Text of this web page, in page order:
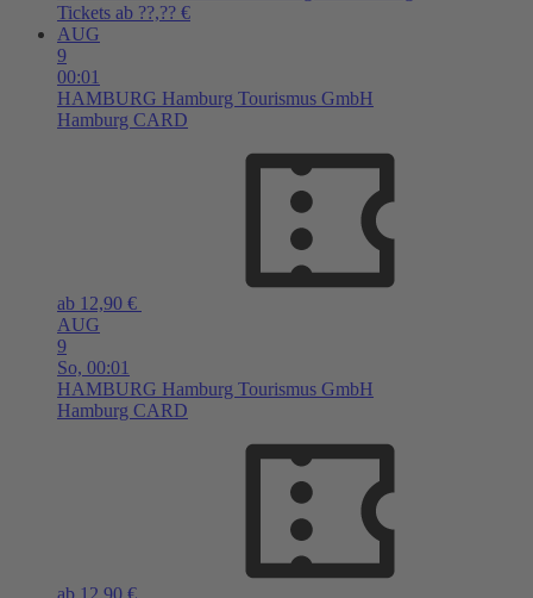
Tickets ab ??,?? €
AUG
9
00:01
HAMBURG Hamburg Tourismus GmbH
Hamburg CARD
ab 12,90 €
AUG
9
So, 00:01
HAMBURG Hamburg Tourismus GmbH
Hamburg CARD
ab 12,90 €